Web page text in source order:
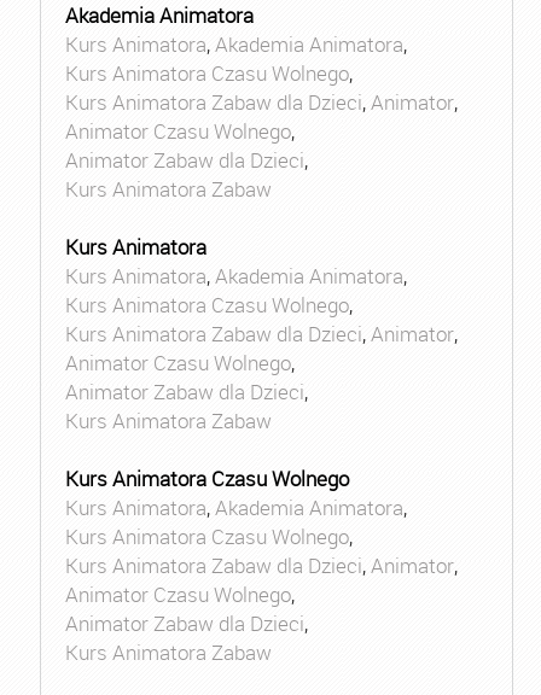
Akademia Animatora
Kurs Animatora,Akademia Animatora,
Kurs Animatora Czasu Wolnego,
Kurs Animatora Zabaw dla Dzieci,Animator,
Animator Czasu Wolnego,
Animator Zabaw dla Dzieci,
Kurs Animatora Zabaw
Kurs Animatora
Kurs Animatora,Akademia Animatora,
Kurs Animatora Czasu Wolnego,
Kurs Animatora Zabaw dla Dzieci,Animator,
Animator Czasu Wolnego,
Animator Zabaw dla Dzieci,
Kurs Animatora Zabaw
Kurs Animatora Czasu Wolnego
Kurs Animatora,Akademia Animatora,
Kurs Animatora Czasu Wolnego,
Kurs Animatora Zabaw dla Dzieci,Animator,
Animator Czasu Wolnego,
Animator Zabaw dla Dzieci,
Kurs Animatora Zabaw